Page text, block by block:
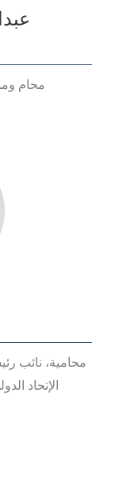
محام
محامية، نائب
الإتحاد